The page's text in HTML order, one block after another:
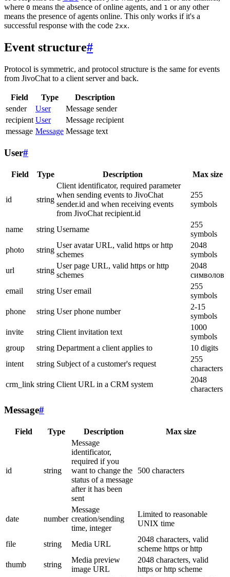
where 0 means the absence of online agents, and 1 or any other
means the presence of agents online. This only works if it's a
successful response with the code 2xx.
Event structure#
Protocol is symmetric, and protocol structure is the same for events
from JivoChat to a client server and back.
Field Type
Description
sender
User
Message sender
recipient User
Message recipient
message Message Message text
User#
Field Type Description Max size
id string
Client identificator, required parameter
when sending events to JivoChat
sender.id and when receiving events
from JivoChat recipient.id
255
symbols
name string Username
255
symbols
photo
string
User avatar URL, valid https or http
schemes
2048
symbols
url
string
User page URL, valid https or http
schemes
2048
символов
email
string User email
255
symbols
phone
string User phone number
2-15
symbols
invite
string Client invitation text
1000
symbols
group
string Department a client applies to
10 digits
intent
string Subject of a customer's request
255
characters
crm_link string Client URL in a CRM system
2048
characters
Message#
Field Type Description Max size
id string
Message
identificator,
required if you
want to change the
status of a message
after it has been
sent
500 characters
date number
Message
creation/sending
time, integer
Limited to reasonable
UNIX time
file string Media URL
2048 characters, valid
scheme https or http
thumb
string
Media preview
image URL
2048 characters, valid
https or http scheme